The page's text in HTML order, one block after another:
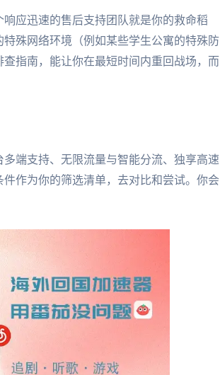
应迅速的售后支持团队就是你的救命稻
殊网络环境（例如某些学生公寓的特殊防
指南，能让你在最短时间内重回战场，而
端支持、无限流量与智能分流、独享高速
作为你的筛选清单，去对比和尝试。你会